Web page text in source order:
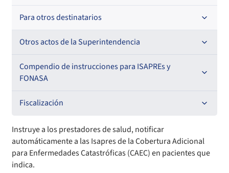
Resoluciones
Oficios Circulares
Circulares
Circulares internas
Resoluciones
Para otros destinatarios
Circulares
Otros actos de la Superintendencia
Antecedentes preparatorios de normas que afecten a
EMT Ley N° 20.416
Comisión Evaluadora de Licitaciones Públicas
Convenios de colaboración
Declaración de patrimonio e intereses de autoridades
Compendio de instrucciones para ISAPREs y
FONASA
Compendio Beneficios
Compendio de Archivos Maestros
Compendio Información
Fiscalización
Informes de fiscalización
Sanciones aplicadas
Instruye a los prestadores de salud, notificar
automáticamente a las Isapres de la Cobertura Adicional
para Enfermedades Catastróficas (CAEC) en pacientes que
indica.